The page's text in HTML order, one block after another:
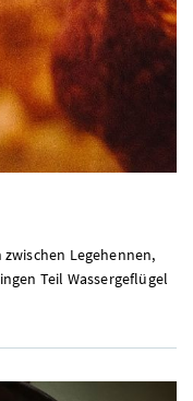
Legehennen,
Teil Wassergeflügel